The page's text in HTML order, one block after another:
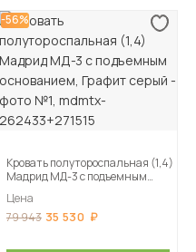
-56%
Кровать полутороспальная (1,4)
Мадрид МД-3 с подъемным
Цена
79 943 35 530